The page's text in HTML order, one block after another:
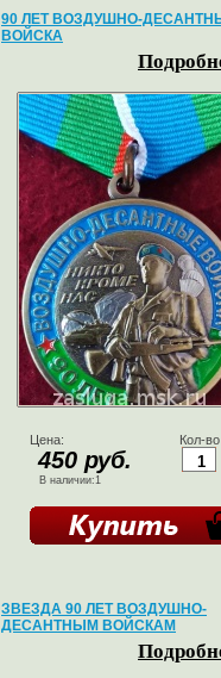
90 ЛЕТ ВОЗДУШНО-
ВОЙСКА
Цена:
450 руб.
В наличии:1
Кол-
ЗВЕЗДА 90 ЛЕТ ВОЗДУШНО-
ДЕСАНТНЫМ ВОЙСКАМ